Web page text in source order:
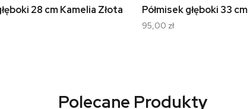
28 cm Kamelia Złota Linia B014Półmisek głęboki 33
95,00 zł
Polecane Produkty